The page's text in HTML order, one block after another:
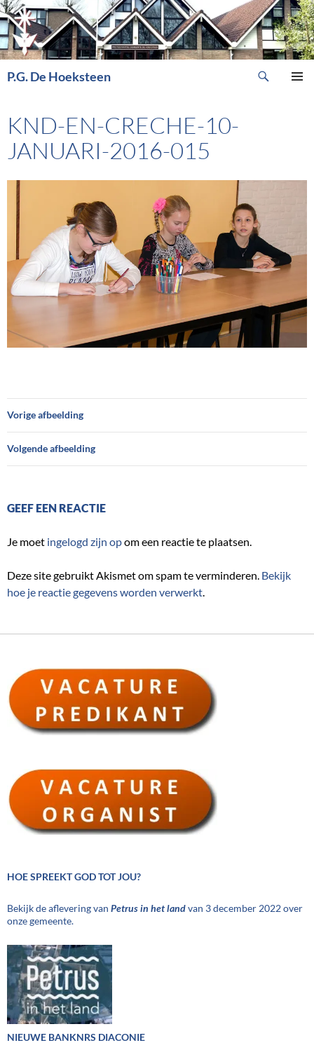
Ga
naar
de
inhoud
P.G. De Hoeksteen
KND-EN-CRECHE-10-
JANUARI-2016-015
Vorige afbeelding
Volgende afbeelding
GEEF EEN REACTIE
Je moet ingelogd zijn opom een reactie te plaatsen.
Deze site gebruikt Akismet om spam te verminderen. Bekijk
hoe je reactie gegevens worden verwerkt
HOE SPREEKT GOD TOT JOU?
Bekijk de aflevering van Petrus in het landvan 3 december 2022 over
onze gemeente.
NIEUWE BANKNRS DIACONIE